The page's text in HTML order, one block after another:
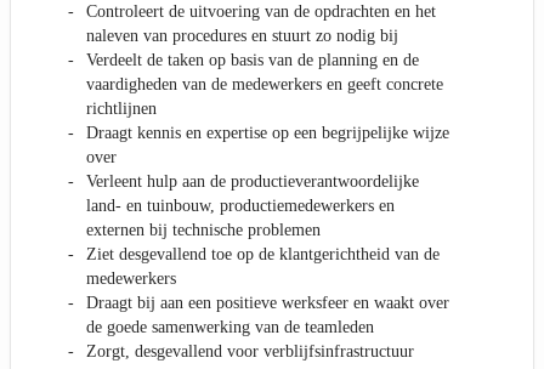
Controleert de uitvoering van de opdrachten en het
naleven van procedures en stuurt zo nodig bij
Verdeelt de taken op basis van de planning en de
vaardigheden van de medewerkers en geeft concrete
richtlijnen
Draagt kennis en expertise op een begrijpelijke wijze
over
Verleent hulp aan de productieverantwoordelijke
land- en tuinbouw, productiemedewerkers en
externen bij technische problemen
Ziet desgevallend toe op de klantgerichtheid van de
medewerkers
Draagt bij aan een positieve werksfeer en waakt over
de goede samenwerking van de teamleden
Zorgt, desgevallend voor verblijfsinfrastructuur